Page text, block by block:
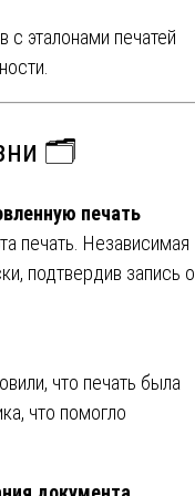
с эталонами печатей
🗂️
печать
печать. Независимая
подтвердив запись о
что печать была
что помогло